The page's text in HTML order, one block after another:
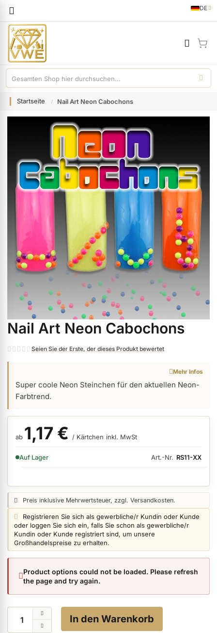
Sprache
DE
German
Weihnachtsmarkt anzeigen
Gel anzeigen
Farbgele anzeigen
Gel Polish anzeigen
Nagellack & Flüssigkeiten anzeigen
NailArt anzeigen
Nagelfeilen, Werkzeuge, Tips & Zubehör anzeigen
Hygiene anzeigen
Skintrix anzeigen
Hand- & Körperpflege anzeigen
Startseite Nail Art Neon Cabochons
Bildgalerie
springen
Zum
Anfang
der
Bildgalerie
Nail Art Neon Cabochons
Seien Sie der Erste, der dieses Produkt bewertet
Mehr Infos
Super coole Neon Steinchen für den aktuellen Neon-
Farbtrend.
ab 1,17 € / Kärtchen inkl. MwSt
VERFÜGBARKEIT:
Auf Lager Art.-Nr. RS11-XX
Preisangabe:
Preis inklusive Mehrwertsteuer, zzgl. Versandkosten.
Login info:
Registrieren Sie sich als gewerbliche/r Kundin oder Kunde
oder loggen Sie sich ein, falls Sie schon als gewerbliche/r
Kundin oder Kunde registriert sind, um unsere
Großhandelspreise zu erhalten.
Product options could not be loaded. Please refresh
the page and try again.
In den Warenkorb